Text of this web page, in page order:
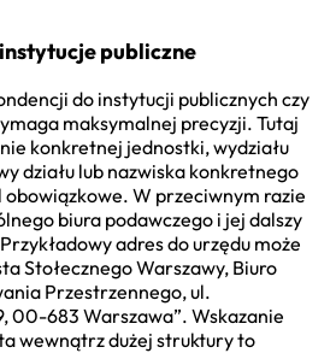
publiczne
do instytucji publicznych czy
maksymalnej precyzji. Tutaj
konkretnej jednostki, wydziału
działu lub nazwiska konkretnego
W przeciwnym razie
biura podawczego i jej dalszy
adres do urzędu może
Stołecznego Warszawy, Biuro
Przestrzennego, ul.
00-683 Warszawa”. Wskazanie
wewnątrz dużej struktury to